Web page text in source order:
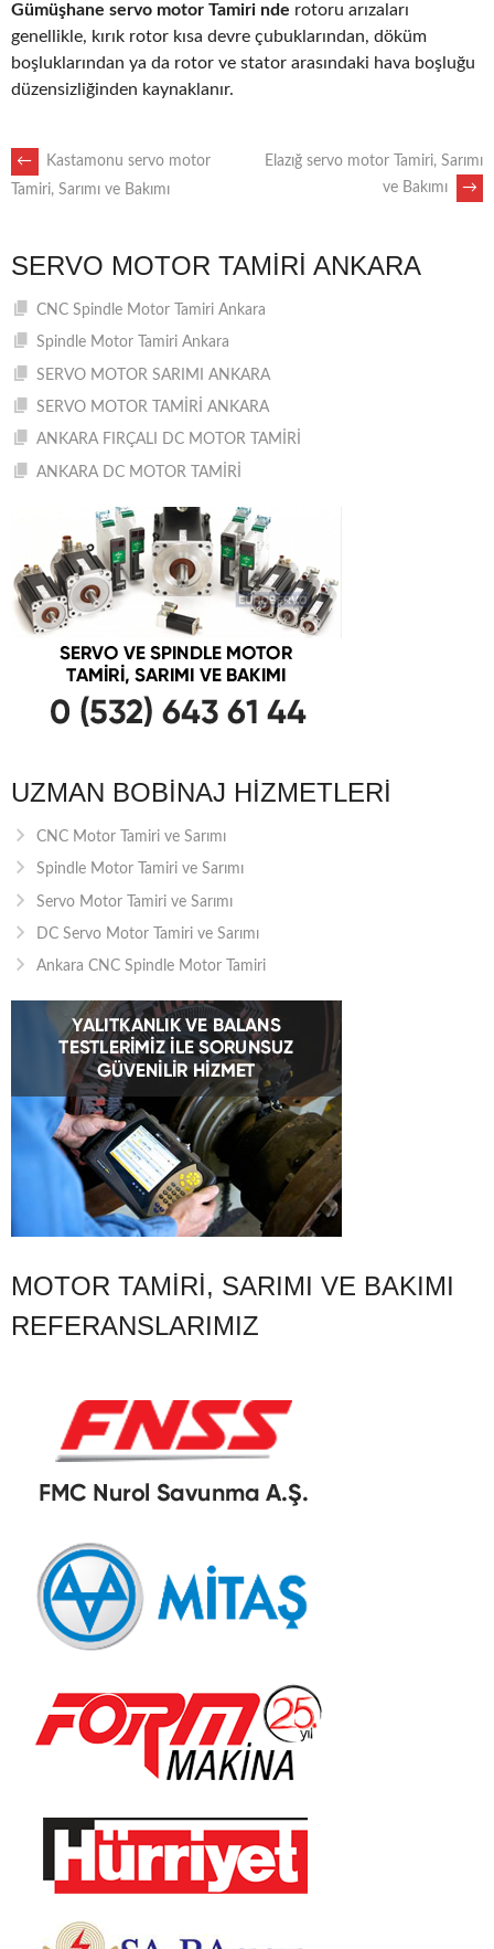
Gümüşhane servo motor Tamiri nde rotoru arızaları
genellikle, kırık rotor kısa devre çubuklarından, döküm
boşluklarından ya da rotor ve stator arasındaki hava boşluğu
düzensizliğinden kaynaklanır.
POST
←
Kastamonu servo motor
Tamiri, Sarımı ve Bakımı
Elazığ servo motor Tamiri, Sarımı
ve Bakımı
→
SERVO MOTOR TAMIRI ANKARA
CNC Spindle Motor Tamiri Ankara
Spindle Motor Tamiri Ankara
SERVO MOTOR SARIMI ANKARA
SERVO MOTOR TAMİRİ ANKARA
ANKARA FIRÇALI DC MOTOR TAMİRİ
ANKARA DC MOTOR TAMİRİ
UZMAN BOBINAJ HIZMETLERI
CNC Motor Tamiri ve Sarımı
Spindle Motor Tamiri ve Sarımı
Servo Motor Tamiri ve Sarımı
DC Servo Motor Tamiri ve Sarımı
Ankara CNC Spindle Motor Tamiri
MOTOR TAMIRI, SARIMI VE BAKIMI
REFERANSLARIMIZ